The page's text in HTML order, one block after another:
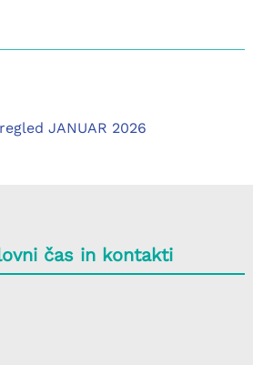
JANUAR 2026
čas in kontakti